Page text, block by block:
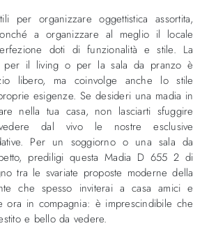
per organizzare oggettistica assortita,
a organizzare al meglio il locale
doti di funzionalità e stile. La
per il living o per la sala da pranzo è
libero, ma coinvolge anche lo stile
esigenze. Se desideri una madia in
nella tua casa, non lasciarti sfuggire
dal vivo le nostre esclusive
Per un soggiorno o una sala da
prediligi questa Madia D 655 2 di
tra le svariate proposte moderne della
che spesso inviterai a casa amici e
ora in compagnia: è imprescindibile che
e bello da vedere.